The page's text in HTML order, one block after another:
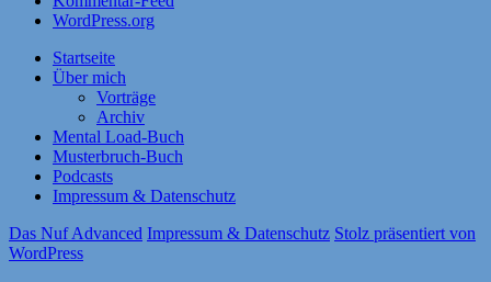
WordPress.org
Startseite
Über mich
Vorträge
Archiv
Mental Load-Buch
Musterbruch-Buch
Podcasts
Impressum & Datenschutz
Das Nuf Advanced Impressum & Datenschutz Stolz präsentiert von
WordPress